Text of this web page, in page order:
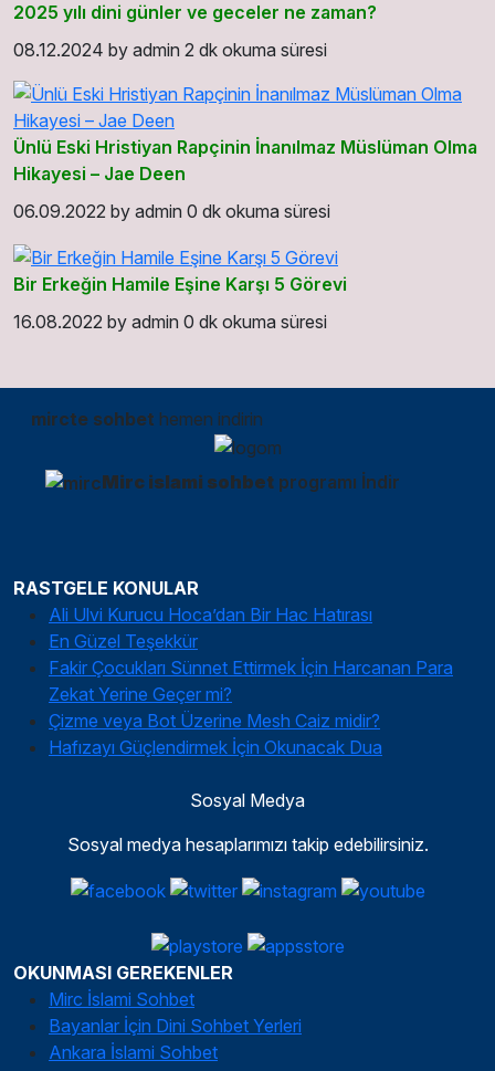
2025 yılı dini günler ve geceler ne zaman?
08.12.2024 by admin 2 dk okuma süresi
Ünlü Eski Hristiyan Rapçinin İnanılmaz Müslüman Olma
Hikayesi – Jae Deen
06.09.2022 by admin 0 dk okuma süresi
Bir Erkeğin Hamile Eşine Karşı 5 Görevi
16.08.2022 by admin 0 dk okuma süresi
mircte sohbet hemen indirin
Mirc islami sohbet programı İndir
RASTGELE KONULAR
Ali Ulvi Kurucu Hoca’dan Bir Hac Hatırası
En Güzel Teşekkür
Fakir Çocukları Sünnet Ettirmek İçin Harcanan Para
Zekat Yerine Geçer mi?
Çizme veya Bot Üzerine Mesh Caiz midir?
Hafızayı Güçlendirmek İçin Okunacak Dua
Sosyal Medya
Sosyal medya hesaplarımızı takip edebilirsiniz.
OKUNMASI GEREKENLER
Mirc İslami Sohbet
Bayanlar İçin Dini Sohbet Yerleri
Ankara İslami Sohbet